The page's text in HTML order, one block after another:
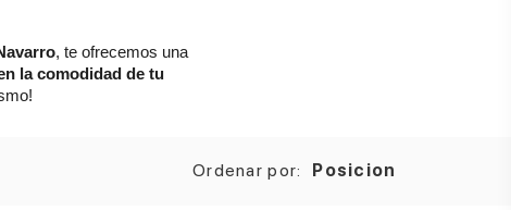
, te ofrecemos una
la comodidad de tu
Ordenar por: Posicion